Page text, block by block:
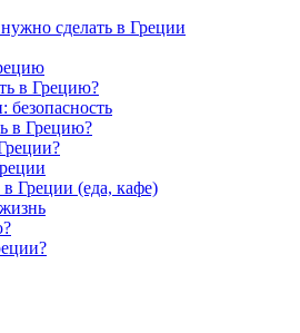
сделать в Греции
в Грецию?
безопасность
в Грецию?
Греции (еда, кафе)